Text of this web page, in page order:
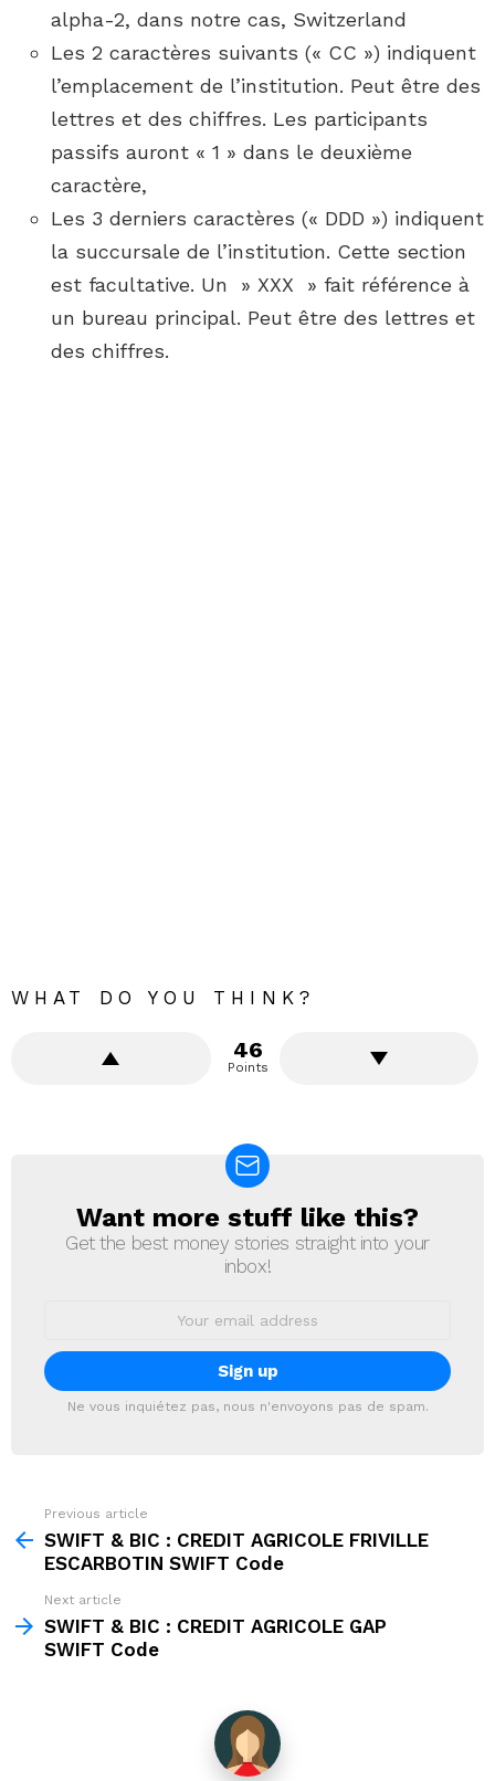
alpha-2, dans notre cas, Switzerland
Les 2 caractères suivants (« CC ») indiquent
l’emplacement de l’institution. Peut être des
lettres et des chiffres. Les participants
passifs auront « 1 » dans le deuxième
caractère,
Les 3 derniers caractères (« DDD ») indiquent
la succursale de l’institution. Cette section
est facultative. Un » XXX » fait référence à
un bureau principal. Peut être des lettres et
des chiffres.
WHAT DO YOU THINK?
46
Points
NEWSLETTER
Want more stuff like this?
Get the best money stories straight into your
inbox!
Ne vous inquiétez pas, nous n'envoyons pas de spam.
more
Previous article
SWIFT & BIC : CREDIT AGRICOLE FRIVILLE
ESCARBOTIN SWIFT Code
Next article
SWIFT & BIC : CREDIT AGRICOLE GAP
SWIFT Code